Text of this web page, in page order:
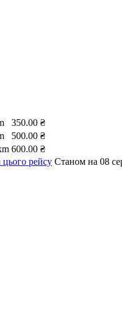
350.00 ₴
500.00 ₴
600.00 ₴
цього рейсу Станом на 08